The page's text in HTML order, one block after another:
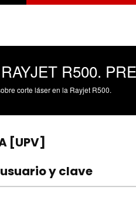
R500.
corte láser en la Rayjet R500.